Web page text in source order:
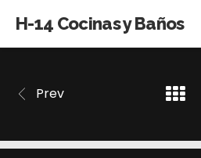
H-14 Cocinas y Baños
Prev